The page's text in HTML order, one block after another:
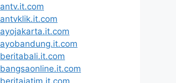
antv.it.com
antvklik.it.com
ayojakarta.it.com
ayobandung.it.com
beritabali.it.com
bangsaonline.it.com